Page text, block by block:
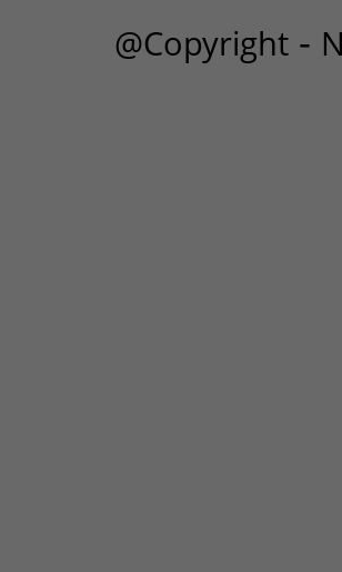
@Copyright -